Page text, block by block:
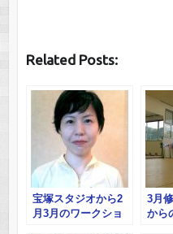
Related Posts:
宝塚スタジオから2
月3月のワークショ
3月
から